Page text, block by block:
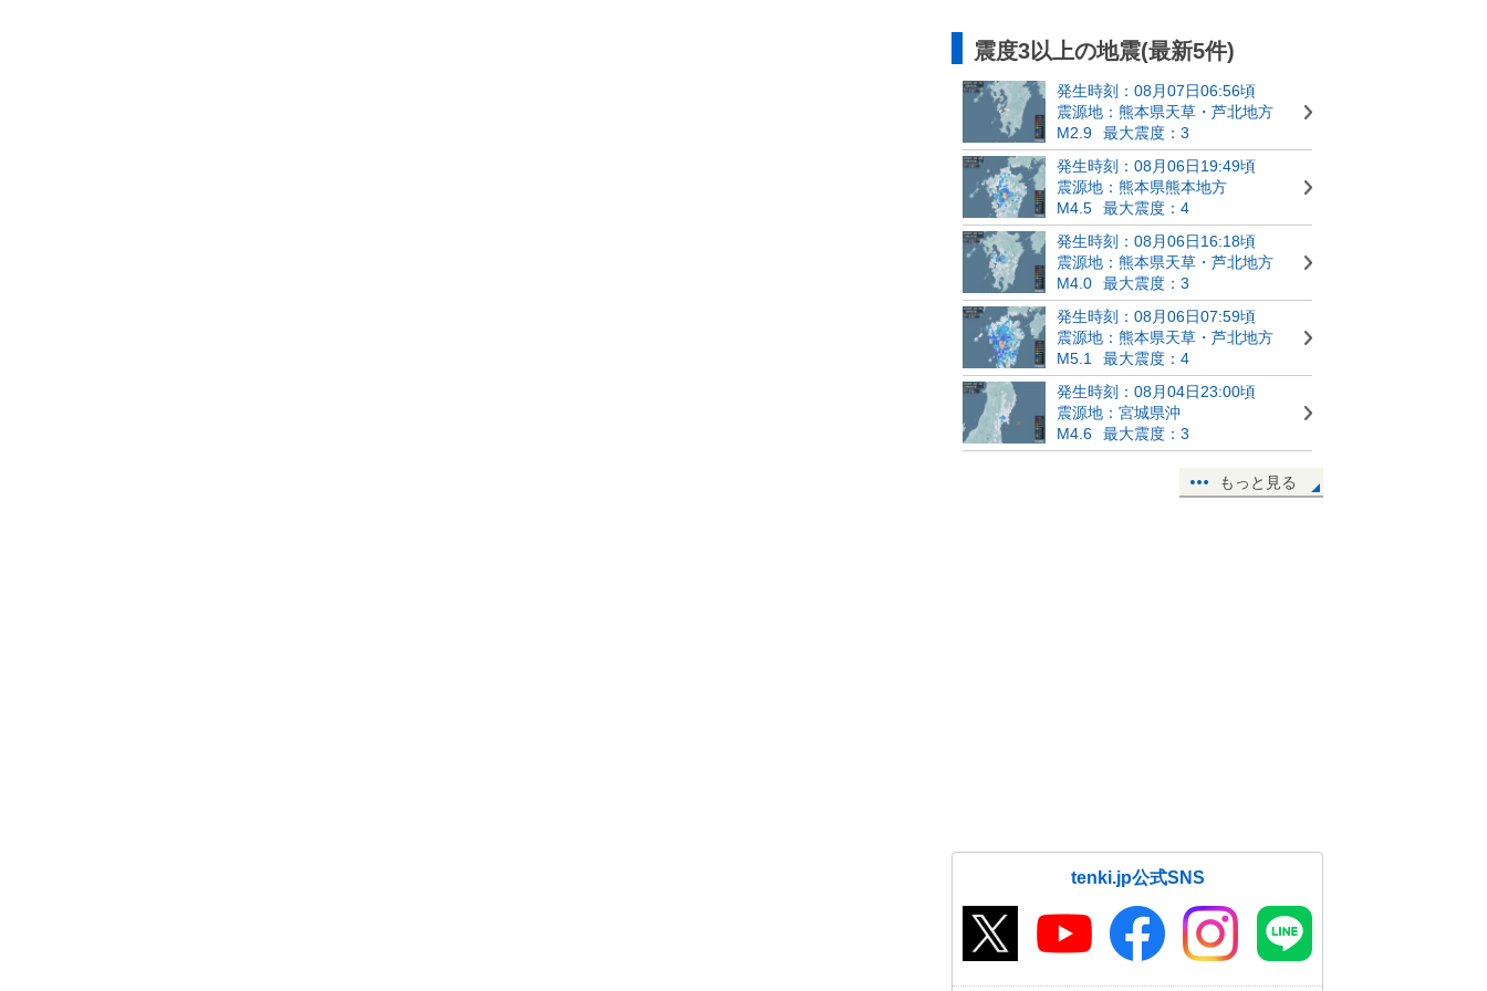
震度3以上の地震(最新5件)
発生時刻：08月07日06:56頃
震源地：熊本県天草・芦北地方
M2.9
最大震度：3
発生時刻：08月06日19:49頃
震源地：熊本県熊本地方
M4.5
最大震度：4
発生時刻：08月06日16:18頃
震源地：熊本県天草・芦北地方
M4.0
最大震度：3
発生時刻：08月06日07:59頃
震源地：熊本県天草・芦北地方
M5.1
最大震度：4
発生時刻：08月04日23:00頃
震源地：宮城県沖
M4.6
最大震度：3
もっと見る
tenki.jp公式SNS